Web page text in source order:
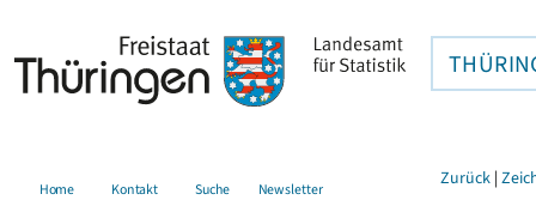
Home Kontakt Suche Newsletter Zurück |